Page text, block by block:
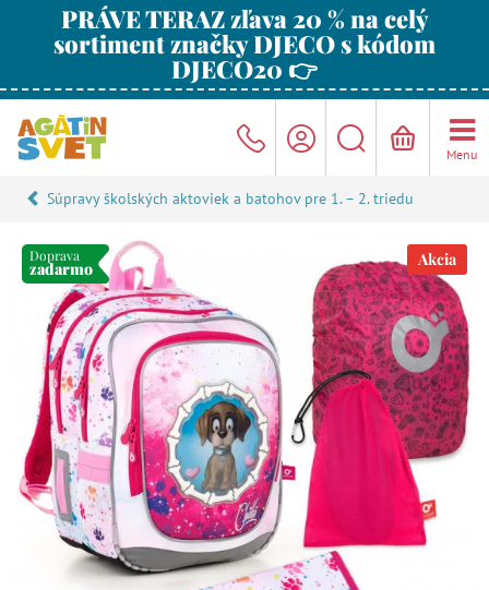
PRÁVE TERAZ zľava 20 % na celý
sortiment značky DJECO s kódom
DJECO20 👉
Menu
Súpravy školských aktoviek a batohov pre 1. – 2. triedu
Doprava
zadarmo Akcia